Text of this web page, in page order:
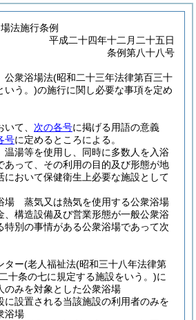
法施行条例
平成二十四年十二月二十五日
条例第八十八号
公衆浴場法(昭和二十三年法律第百三十
いう。)の施行に関し必要な事項を定め
て、 次の各号に掲げる用語の意義
号に定めるところによる。
湯等を使用し、同時に多数人を入浴
あって、その利用の目的及び形態が地
において保健衛生上必要な施設として
場 蒸気又は熱気を使用する公衆浴場
、構造設備及び営業形態が一般公衆浴
特別の事情がある公衆浴場であって次
ター(老人福祉法(昭和三十八年法律第
十条の七に規定する施設をいう。)に
のみを対象とした公衆浴場
に設置される当該施設の利用者のみを
浴場